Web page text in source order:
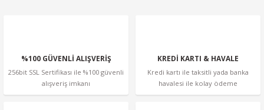
%100 GÜVENLİ ALIŞVERİŞ
256bit SSL Sertifikası ile %100 güvenli
alışveriş imkanı
KREDİ KARTI & HAVALE
Kredi kartı ile taksitli yada banka
havalesi ile kolay ödeme